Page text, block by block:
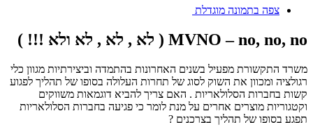
צפה בתמונה מוגדלת
MVNO – no, no, no ( לא , לא , לא ולא !!! )
משרד התקשורת מפעיל בשנים האחרונות בהתמדה וביצירתיות מגוון כלי
רגולציה ומכוון את השוק לסוג של תחרות העלולה בסופו של תהליך לפגוע
קשות בחברות הסלולאריות . האם צריך להביא דוגמאות משווקים
וקטגוריות מוצרים אחרים על מנת לומר כי פגיעה בחברות הסלולאריות
תפגע בסופו של תהליך בצרכנים ?